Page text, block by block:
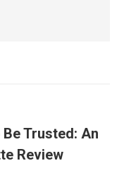
Trusted: An
Review